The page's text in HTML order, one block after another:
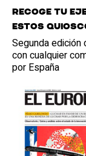
Recoge tu
estos
Segunda edición
con cualquier
por España